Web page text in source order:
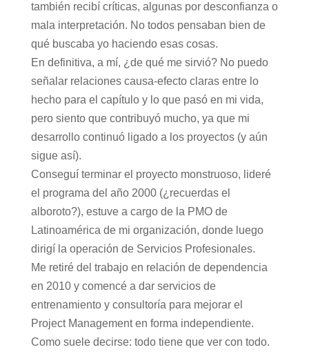
también recibí críticas, algunas por desconfianza o
mala interpretación. No todos pensaban bien de
qué buscaba yo haciendo esas cosas.
En definitiva, a mí, ¿de qué me sirvió? No puedo
señalar relaciones causa-efecto claras entre lo
hecho para el capítulo y lo que pasó en mi vida,
pero siento que contribuyó mucho, ya que mi
desarrollo continuó ligado a los proyectos (y aún
sigue así).
Conseguí terminar el proyecto monstruoso, lideré
el programa del año 2000 (¿recuerdas el
alboroto?), estuve a cargo de la PMO de
Latinoamérica de mi organización, donde luego
dirigí la operación de Servicios Profesionales.
Me retiré del trabajo en relación de dependencia
en 2010 y comencé a dar servicios de
entrenamiento y consultoría para mejorar el
Project Management en forma independiente.
Como suele decirse: todo tiene que ver con todo.